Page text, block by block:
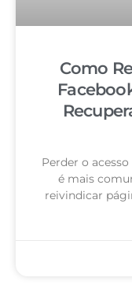
Como
Perder o
é mais
reivindicar